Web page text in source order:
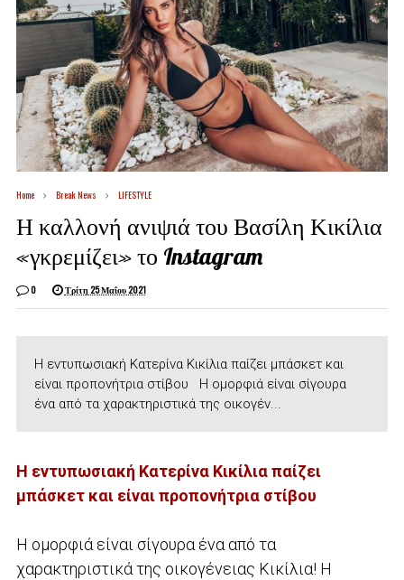
Home Break News LIFESTYLE
Η καλλονή ανιψιά του Βασίλη Κικίλια
«γκρεμίζει» το Instagram
0 Τρίτη 25 Μαΐου 2021
Η εντυπωσιακή Κατερίνα Κικίλια παίζει μπάσκετ και
είναι προπονήτρια στίβου Η ομορφιά είναι σίγουρα
ένα από τα χαρακτηριστικά της οικογέν...
Η εντυπωσιακή Κατερίνα Κικίλια παίζει
μπάσκετ και είναι προπονήτρια στίβου
Η ομορφιά είναι σίγουρα ένα από τα
χαρακτηριστικά της οικογένειας Κικίλια! Η